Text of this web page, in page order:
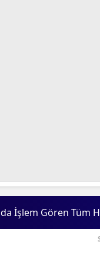
Çankırı
Çorum
İşlem Gören Tüm